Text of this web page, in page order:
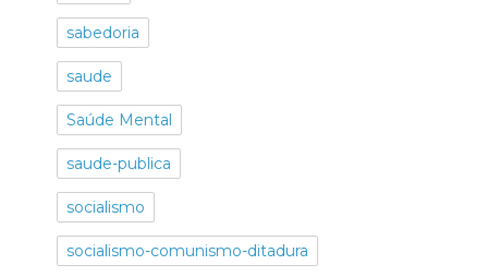
sabedoria
saude
Saúde Mental
saude-publica
socialismo
socialismo-comunismo-ditadura